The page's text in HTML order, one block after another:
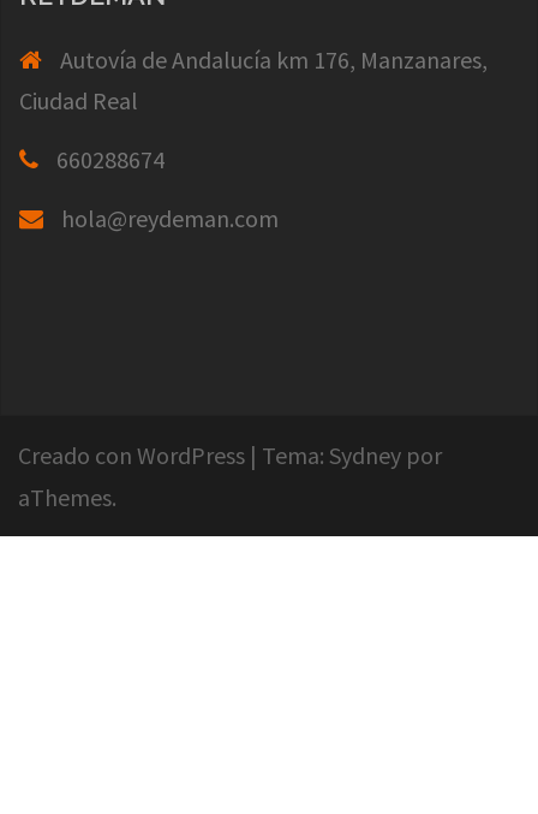
Autovía de Andalucía km 176, Manzanares,
Ciudad Real
660288674
hola@reydeman.com
Creado con WordPress | Tema: Sydney por
aThemes.